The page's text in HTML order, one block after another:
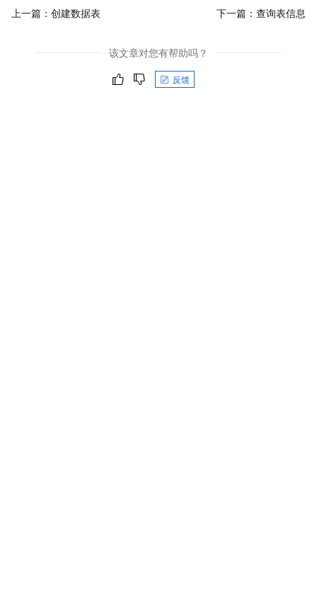
}
上一篇： 创建数据表 下一篇： 查询表信息
该文章对您有帮助吗？
反馈